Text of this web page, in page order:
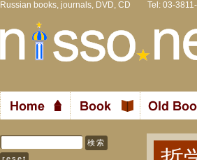
Russian books, journals, DVD, CD Tel: 03-